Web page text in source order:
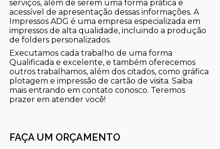
serviços, além de serem uma forma prática e
acessível de apresentação dessas informações. A
Impressos ADG é uma empresa especializada em
impressos de alta qualidade, incluindo a produção
de folders personalizados.
Executamos cada trabalho de uma forma
Qualificada e excelente, e também oferecemos
outros trabalhamos, além dos citados, como gráfica
plotagem e impressão de cartão de visita. Saiba
mais entrando em contato conosco. Teremos
prazer em atender você!
FAÇA UM ORÇAMENTO